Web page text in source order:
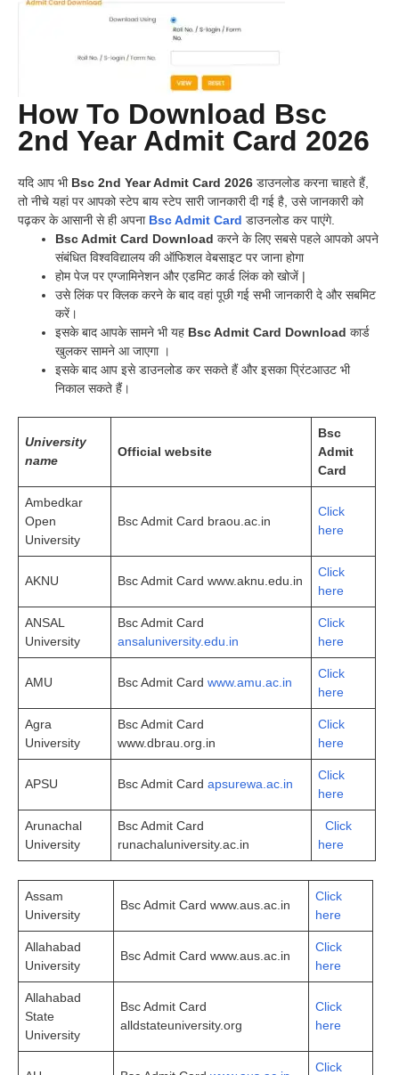
How To Download Bsc
2nd Year Admit Card 2026
यदि आप भी Bsc 2nd Year Admit Card 2026 डाउनलोड करना चाहते हैं,
तो नीचे यहां पर आपको स्टेप बाय स्टेप सारी जानकारी दी गई है, उसे जानकारी को
पढ़कर के आसानी से ही अपना Bsc Admit Card डाउनलोड कर पाएंगे.
Bsc Admit Card Download करने के लिए सबसे पहले आपको अपने
संबंधित विश्वविद्यालय की ऑफिशल वेबसाइट पर जाना होगा
होम पेज पर एग्जामिनेशन और एडमिट कार्ड लिंक को खोजें |
उसे लिंक पर क्लिक करने के बाद वहां पूछी गई सभी जानकारी दे और सबमिट
करें।
इसके बाद आपके सामने भी यह Bsc Admit Card Download कार्ड
खुलकर सामने आ जाएगा ।
इसके बाद आप इसे डाउनलोड कर सकते हैं और इसका प्रिंटआउट भी
निकाल सकते हैं।
University
name
Official website
Bsc
Admit
Card
Ambedkar
Open
University
Bsc Admit Card braou.ac.in
Click
here
AKNU Bsc Admit Card www.aknu.edu.in
Click
here
ANSAL
University
Bsc Admit Card
ansaluniversity.edu.in
Click
here
AMU Bsc Admit Card www.amu.ac.in
Click
here
Agra
University
Bsc Admit Card
www.dbrau.org.in
Click
here
APSU Bsc Admit Card apsurewa.ac.in
Click
here
Arunachal
University
Bsc Admit Card
runachaluniversity.ac.in
Click
here
Assam
University
Bsc Admit Card www.aus.ac.in
Cli­ck
here
Allahabad
University
Bsc Admit Card www.aus.ac.in
Click
here
Allahabad
State
University
Bsc Admit Card
alldstateuniversity.org
Click
here
Click